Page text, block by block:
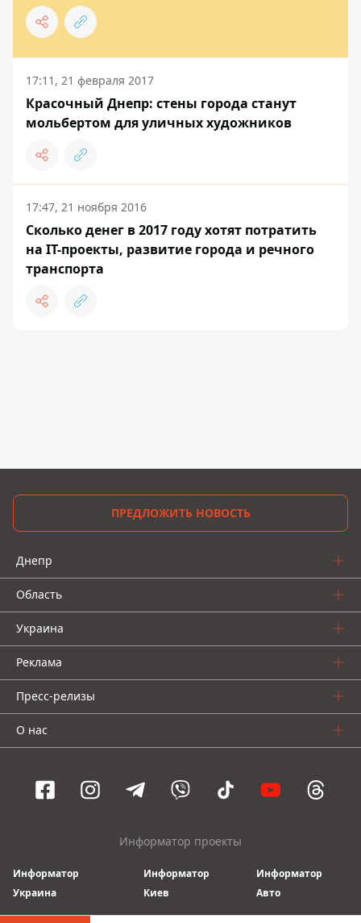
17:11, 21 февраля 2017
Красочный Днепр: стены города станут
мольбертом для уличных художников
17:47, 21 ноября 2016
Сколько денег в 2017 году хотят потратить
на IT-проекты, развитие города и речного
транспорта
ПРЕДЛОЖИТЬ НОВОСТЬ
Днепр
Область
Украина
Реклама
Пресс-релизы
О нас
Информатор проекты
Информатор
Украина
Информатор
Киев
Информатор
Авто